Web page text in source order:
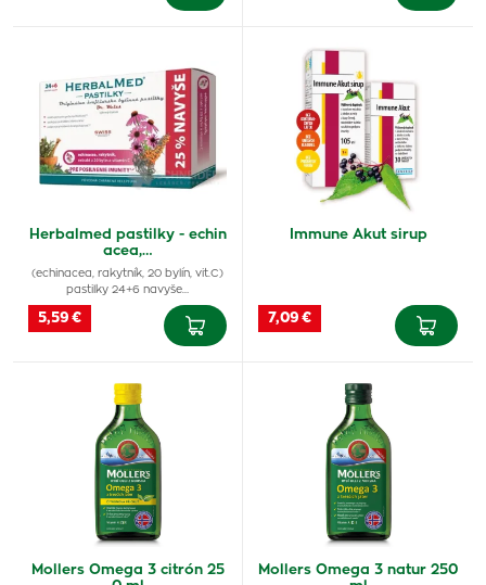
Herbalmed pastilky - echin
acea,…
(echinacea, rakytník, 20 bylín, vit.C)
pastilky 24+6 navyše…
5,59 €
Immune Akut sirup
7,09 €
Mollers Omega 3 citrón 25
Mollers Omega 3 natur 250